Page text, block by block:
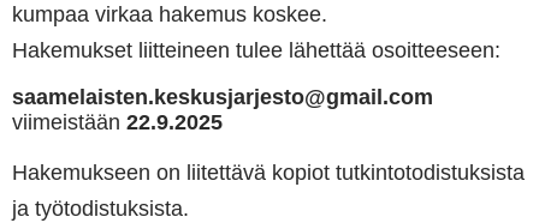
kumpaa virkaa hakemus koskee.
Hakemukset liitteineen tulee lähettää osoitteeseen:
saamelaisten.keskusjarjesto@gmail.com
viimeistään 22.9.2025
Hakemukseen on liitettävä kopiot tutkintotodistuksista
ja työtodistuksista.